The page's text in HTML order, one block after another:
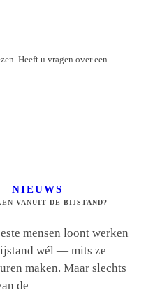
Heeft u vragen over een
NIEUWS
VANUIT DE BIJSTAND?
mensen loont werken
wél — mits ze
maken. Maar slechts
de